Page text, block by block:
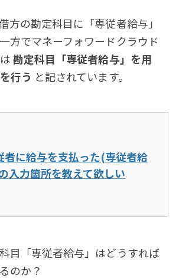
方の勘定科目に「専従者給与」
方でマネーフォワードクラウド
勘定科目「専従者給与」を用
行う と記されています。
者に給与を支払った(専従者給
入力箇所を教えて欲しい
目「専従者給与」はどうすれば
のか？